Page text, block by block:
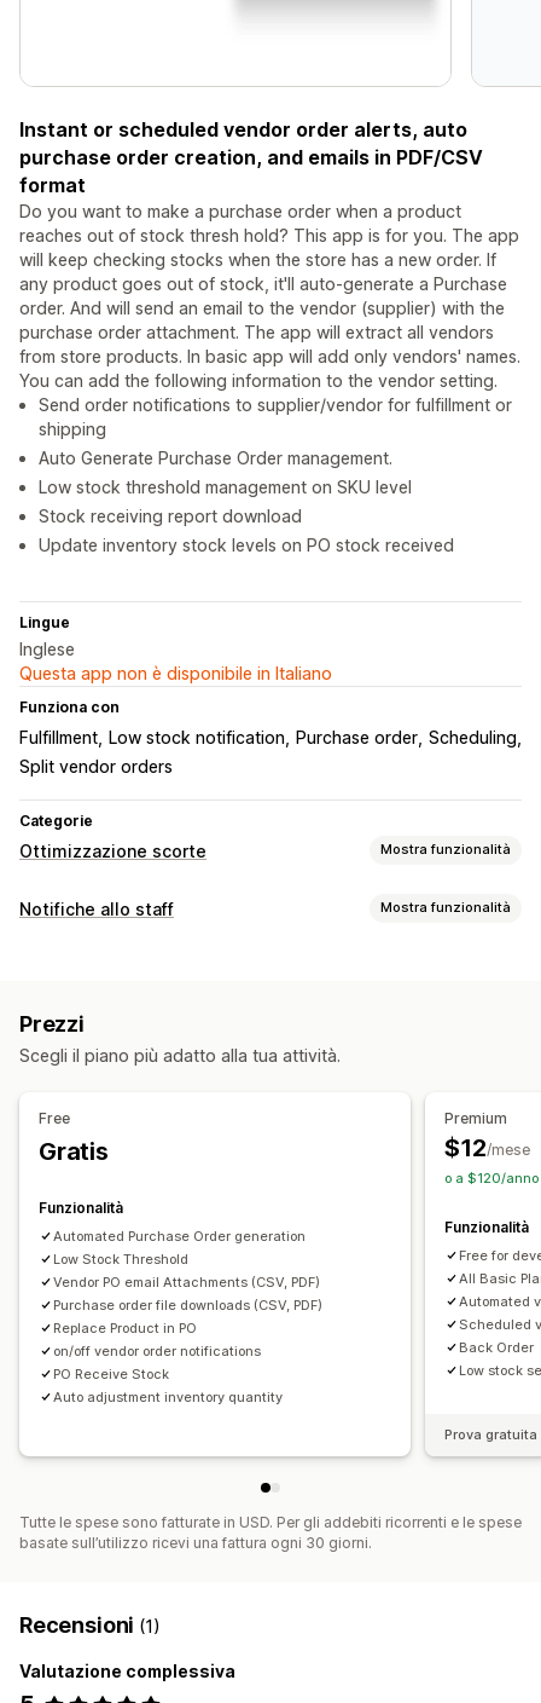
Instant or scheduled vendor order alerts, auto
purchase order creation, and emails in PDF/CSV
format
Do you want to make a purchase order when a product
reaches out of stock thresh hold? This app is for you. The app
will keep checking stocks when the store has a new order. If
any product goes out of stock, it'll auto-generate a Purchase
order. And will send an email to the vendor (supplier) with the
purchase order attachment. The app will extract all vendors
from store products. In basic app will add only vendors' names.
You can add the following information to the vendor setting.
Send order notifications to supplier/vendor for fulfillment or
shipping
Auto Generate Purchase Order management.
Low stock threshold management on SKU level
Stock receiving report download
Update inventory stock levels on PO stock received
Lingue
Inglese
Questa app non è disponibile in Italiano
Funziona con
Fulfillment Low stock notification Purchase order Scheduling
Split vendor orders
Categorie
Ottimizzazione scorte Mostra funzionalità
Gestione delle scorte
Gestione degli ordini
Elaborazione automatica
Avvisi di scorte ridotte
Notifiche allo staff Mostra funzionalità
Programmazione
Prezzi
Scegli il piano più adatto alla tua attività.
Free
Gratis
Funzionalità
Automated Purchase Order generation
Low Stock Threshold
Vendor PO email Attachments (CSV, PDF)
Purchase order file downloads (CSV, PDF)
Replace Product in PO
on/off vendor order notifications
PO Receive Stock
Auto adjustment inventory quantity
Premium
$12/mese
o a $120/anno
Funzionalità
Free for
All Basic
Automated
Scheduled
Back Order
Low stock
Prova
Tutte le spese sono fatturate in USD. Per gli addebiti ricorrenti e le spese
basate sull’utilizzo ricevi una fattura ogni 30 giorni.
Recensioni (1)
Valutazione complessiva